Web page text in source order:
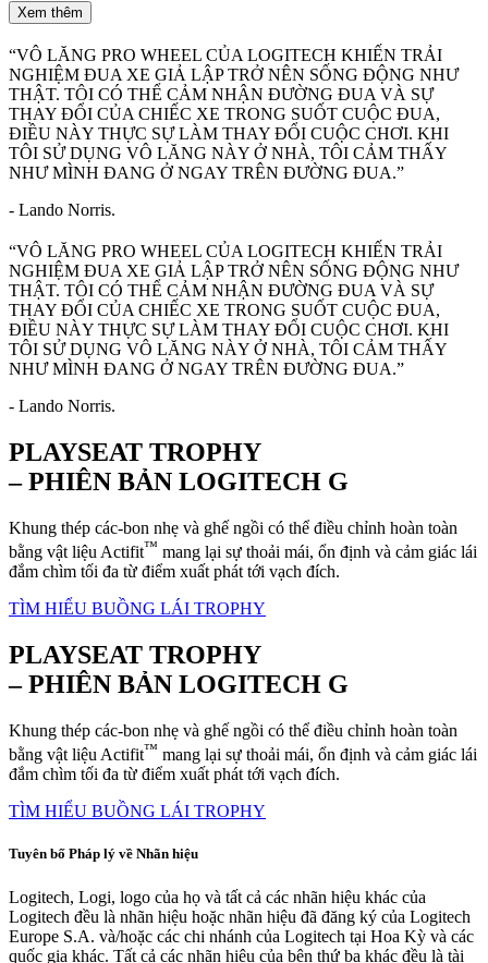
Xem thêm
“VÔ LĂNG PRO WHEEL CỦA LOGITECH KHIẾN TRẢI
NGHIỆM ĐUA XE GIẢ LẬP TRỞ NÊN SỐNG ĐỘNG NHƯ
THẬT. TÔI CÓ THỂ CẢM NHẬN ĐƯỜNG ĐUA VÀ SỰ
THAY ĐỔI CỦA CHIẾC XE TRONG SUỐT CUỘC ĐUA,
ĐIỀU NÀY THỰC SỰ LÀM THAY ĐỔI CUỘC CHƠI. KHI
TÔI SỬ DỤNG VÔ LĂNG NÀY Ở NHÀ, TÔI CẢM THẤY
NHƯ MÌNH ĐANG Ở NGAY TRÊN ĐƯỜNG ĐUA.”
- Lando Norris.
“VÔ LĂNG PRO WHEEL CỦA LOGITECH KHIẾN TRẢI
NGHIỆM ĐUA XE GIẢ LẬP TRỞ NÊN SỐNG ĐỘNG NHƯ
THẬT. TÔI CÓ THỂ CẢM NHẬN ĐƯỜNG ĐUA VÀ SỰ
THAY ĐỔI CỦA CHIẾC XE TRONG SUỐT CUỘC ĐUA,
ĐIỀU NÀY THỰC SỰ LÀM THAY ĐỔI CUỘC CHƠI. KHI
TÔI SỬ DỤNG VÔ LĂNG NÀY Ở NHÀ, TÔI CẢM THẤY
NHƯ MÌNH ĐANG Ở NGAY TRÊN ĐƯỜNG ĐUA.”
- Lando Norris.
PLAYSEAT TROPHY
– PHIÊN BẢN LOGITECH G
Khung thép các-bon nhẹ và ghế ngồi có thể điều chỉnh hoàn toàn
bằng vật liệu Actifit™ mang lại sự thoải mái, ổn định và cảm giác lái
đắm chìm tối đa từ điểm xuất phát tới vạch đích.
TÌM HIỂU BUỒNG LÁI TROPHY
PLAYSEAT TROPHY
– PHIÊN BẢN LOGITECH G
Khung thép các-bon nhẹ và ghế ngồi có thể điều chỉnh hoàn toàn
bằng vật liệu Actifit™ mang lại sự thoải mái, ổn định và cảm giác lái
đắm chìm tối đa từ điểm xuất phát tới vạch đích.
TÌM HIỂU BUỒNG LÁI TROPHY
Tuyên bố Pháp lý về Nhãn hiệu
Logitech, Logi, logo của họ và tất cả các nhãn hiệu khác của
Logitech đều là nhãn hiệu hoặc nhãn hiệu đã đăng ký của Logitech
Europe S.A. và/hoặc các chi nhánh của Logitech tại Hoa Kỳ và các
quốc gia khác. Tất cả các nhãn hiệu của bên thứ ba khác đều là tài